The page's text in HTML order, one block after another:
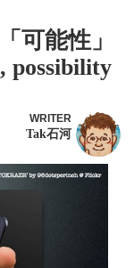
可能性」
possibility
WRITER
Tak石河